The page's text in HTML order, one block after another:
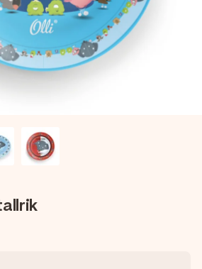
ett meddelande som verkligen berör
krångel, bara med all kärlek för stunden.